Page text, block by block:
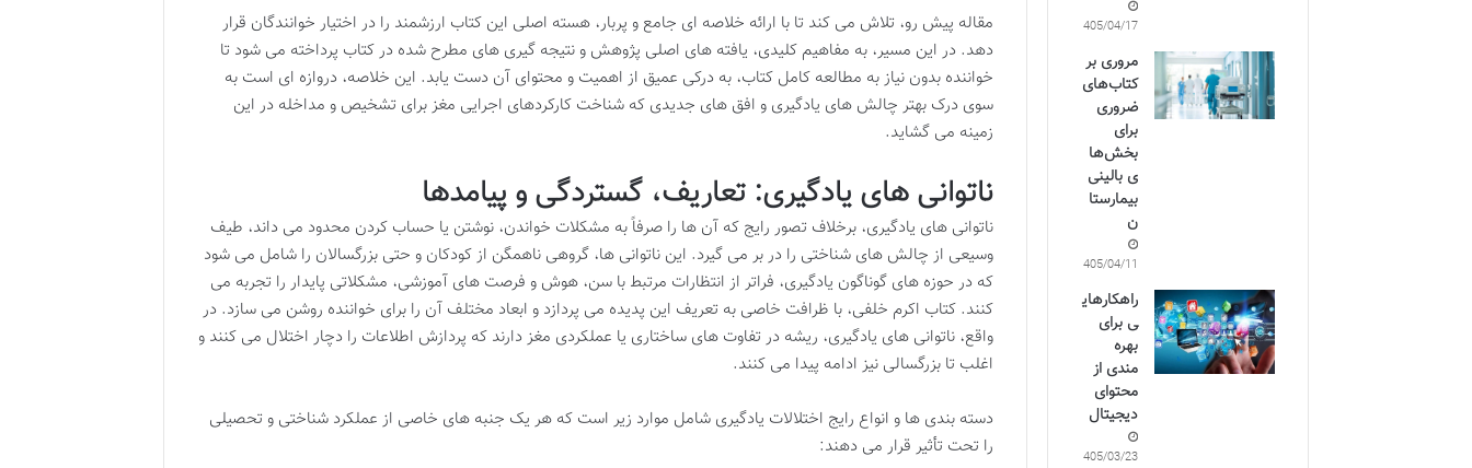
مقاله پیش رو، تلاش می کند تا با ارائه خلاصه ای جامع و پربار، هسته اصلی این کتاب ارزشمند را در اختیار خوانندگان قرار
دهد. در این مسیر، به مفاهیم کلیدی، یافته های اصلی پژوهش و نتیجه گیری های مطرح شده در کتاب پرداخته می شود تا
خواننده بدون نیاز به مطالعه کامل کتاب، به درکی عمیق از اهمیت و محتوای آن دست یابد. این خلاصه، دروازه ای است به
سوی درک بهتر چالش های یادگیری و افق های جدیدی که شناخت کارکردهای اجرایی مغز برای تشخیص و مداخله در این
زمینه می گشاید.
ناتوانی های یادگیری: تعاریف، گستردگی و پیامدها
ناتوانی های یادگیری، برخلاف تصور رایج که آن ها را صرفاً به مشکلات خواندن، نوشتن یا حساب کردن محدود می داند، طیف
وسیعی از چالش های شناختی را در بر می گیرد. این ناتوانی ها، گروهی ناهمگن از کودکان و حتی بزرگسالان را شامل می شود
که در حوزه های گوناگون یادگیری، فراتر از انتظارات مرتبط با سن، هوش و فرصت های آموزشی، مشکلاتی پایدار را تجربه می
کنند. کتاب اکرم خلفی، با ظرافت خاصی به تعریف این پدیده می پردازد و ابعاد مختلف آن را برای خواننده روشن می سازد. در
واقع، ناتوانی های یادگیری، ریشه در تفاوت های ساختاری یا عملکردی مغز دارند که پردازش اطلاعات را دچار اختلال می کنند و
اغلب تا بزرگسالی نیز ادامه پیدا می کنند.
دسته بندی ها و انواع رایج اختلالات یادگیری شامل موارد زیر است که هر یک جنبه های خاصی از عملکرد شناختی و تحصیلی
را تحت تأثیر قرار می دهند:
1405/04/17
مروری بر
کتاب‌های
ضروری
برای
بخش‌ها
ی بالینی
بیمارستا
ن
1405/04/11
راهکارهای
ی برای
بهره
مندی از
محتوای
دیجیتال
1405/03/23